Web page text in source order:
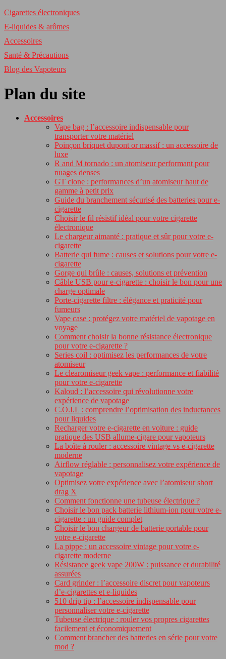
Cigarettes électroniques
E-liquides & arômes
Accessoires
Santé & Précautions
Blog des Vapoteurs
Plan du site
Accessoires
Vape bag : l’accessoire indispensable pour
transporter votre matériel
Poinçon briquet dupont or massif : un accessoire de
luxe
R and M tornado : un atomiseur performant pour
nuages denses
GT clone : performances d’un atomiseur haut de
gamme à petit prix
Guide du branchement sécurisé des batteries pour e-
cigarette
Choisir le fil résistif idéal pour votre cigarette
électronique
Le chargeur aimanté : pratique et sûr pour votre e-
cigarette
Batterie qui fume : causes et solutions pour votre e-
cigarette
Gorge qui brûle : causes, solutions et prévention
Câble USB pour e-cigarette : choisir le bon pour une
charge optimale
Porte-cigarette filtre : élégance et praticité pour
fumeurs
Vape case : protégez votre matériel de vapotage en
voyage
Comment choisir la bonne résistance électronique
pour votre e-cigarette ?
Series coil : optimisez les performances de votre
atomiseur
Le clearomiseur geek vape : performance et fiabilité
pour votre e-cigarette
Kaloud : l’accessoire qui révolutionne votre
expérience de vapotage
C.O.I.L : comprendre l’optimisation des inductances
pour liquides
Recharger votre e-cigarette en voiture : guide
pratique des USB allume-cigare pour vapoteurs
La boîte à rouler : accessoire vintage vs e-cigarette
moderne
Airflow réglable : personnalisez votre expérience de
vapotage
Optimisez votre expérience avec l’atomiseur short
drag X
Comment fonctionne une tubeuse électrique ?
Choisir le bon pack batterie lithium-ion pour votre e-
cigarette : un guide complet
Choisir le bon chargeur de batterie portable pour
votre e-cigarette
La pippe : un accessoire vintage pour votre e-
cigarette moderne
Résistance geek vape 200W : puissance et durabilité
assurées
Card grinder : l’accessoire discret pour vapoteurs
d’e-cigarettes et e-liquides
510 drip tip : l’accessoire indispensable pour
personnaliser votre e-cigarette
Tubeuse électrique : rouler vos propres cigarettes
facilement et économiquement
Comment brancher des batteries en série pour votre
mod ?